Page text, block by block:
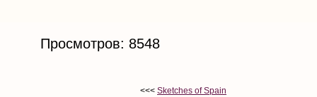
Просмотров: 8548
<<< Sketches of Spain